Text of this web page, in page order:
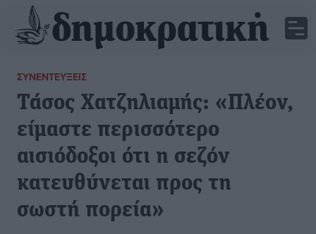
ΣΥΝΕΝΤΕΎΞΕΙΣ
Τάσος Χατζηλιαμής: «Πλέον,
είμαστε περισσότερο
αισιόδοξοι ότι η σεζόν
κατευθύνεται προς τη
σωστή πορεία»